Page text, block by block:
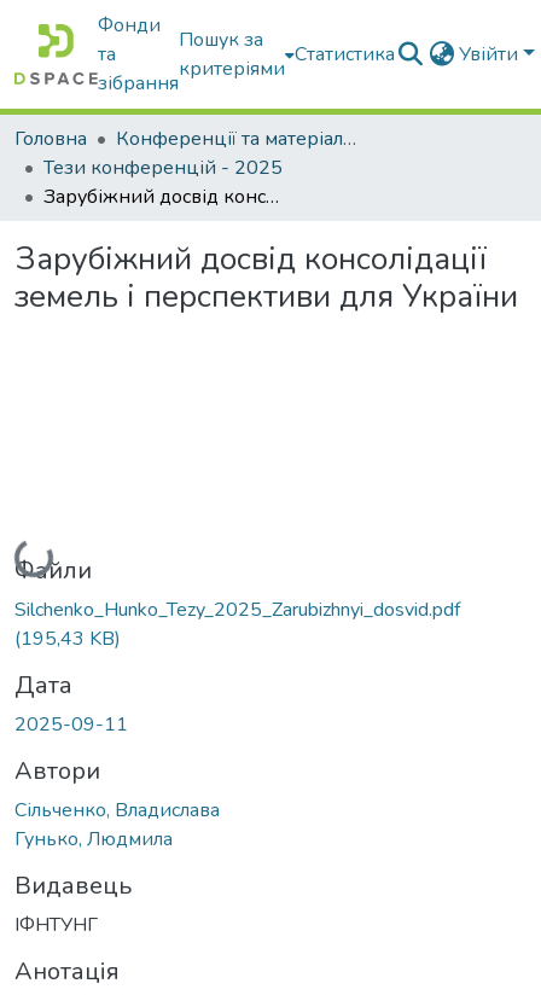
Фонди
та
зібрання
Пошук за
критеріями
Статистика Увійти
Головна
Конференції та матеріали конференцій
Тези конференцій - 2025
Зарубіжний досвід консолідації земель і перспективи для України
Зарубіжний досвід консолідації
земель і перспективи для України
Вантажиться...
Файли
Silchenko_Hunko_Tezy_2025_Zarubizhnyi_dosvid.pdf
(195,43 KB)
Дата
2025-09-11
Автори
Сільченко, Владислава
Гунько, Людмила
Видавець
ІФНТУНГ
Анотація